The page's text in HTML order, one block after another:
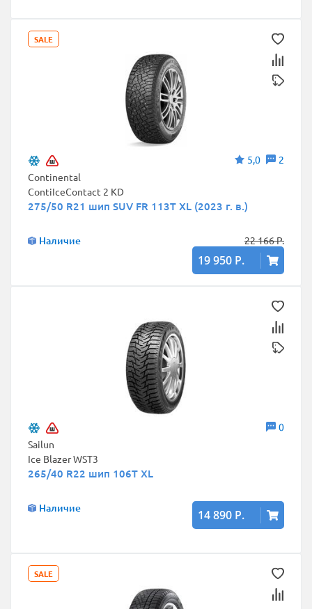
SALE
5,0
2
Continental
ContiIceContact 2 KD
275/50 R21 шип SUV FR 113T XL (2023 г. в.)
Наличие 22 166 Р.
19 950 Р.
0
Sailun
Ice Blazer WST3
265/40 R22 шип 106T XL
Наличие 14 890 Р.
SALE